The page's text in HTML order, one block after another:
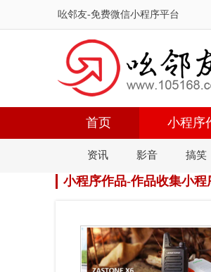
吆邻友-免费微信小程序平台
首页 小程序
资讯 影音 搞笑
小程序作品-作品收集小